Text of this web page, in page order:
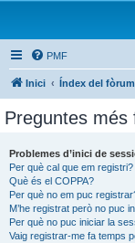
PMF
Inici Índex del fòrum
Preguntes més
Problemes d’inici de
Per què cal que em registri?
Què és el COPPA?
Per què no em puc
M’he registrat però no puc
Per què no puc iniciar la
Vaig registrar-me fa temps